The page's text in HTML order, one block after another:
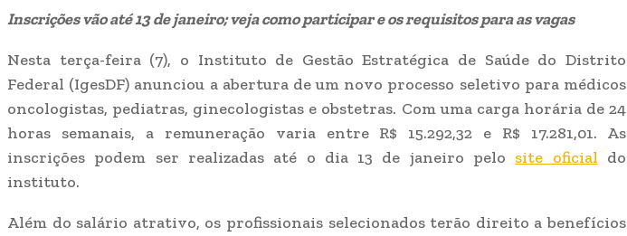
Inscrições vão até 13 de janeiro; veja como participar e os requisitos para as vagas
Nesta terça-feira (7), o Instituto de Gestão Estratégica de Saúde do Distrito
Federal (IgesDF) anunciou a abertura de um novo processo seletivo para médicos
oncologistas, pediatras, ginecologistas e obstetras. Com uma carga horária de 24
horas semanais, a remuneração varia entre R$ 15.292,32 e R$ 17.281,01. As
inscrições podem ser realizadas até o dia 13 de janeiro pelo site oficial do
instituto.
Além do salário atrativo, os profissionais selecionados terão direito a benefícios